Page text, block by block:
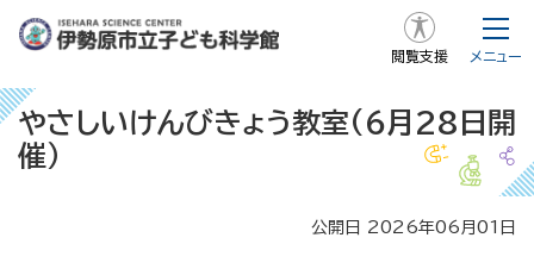
閲覧支援 メニュー
やさしいけんびきょう教室(6月28日開
催）
公開日 2026年06月01日